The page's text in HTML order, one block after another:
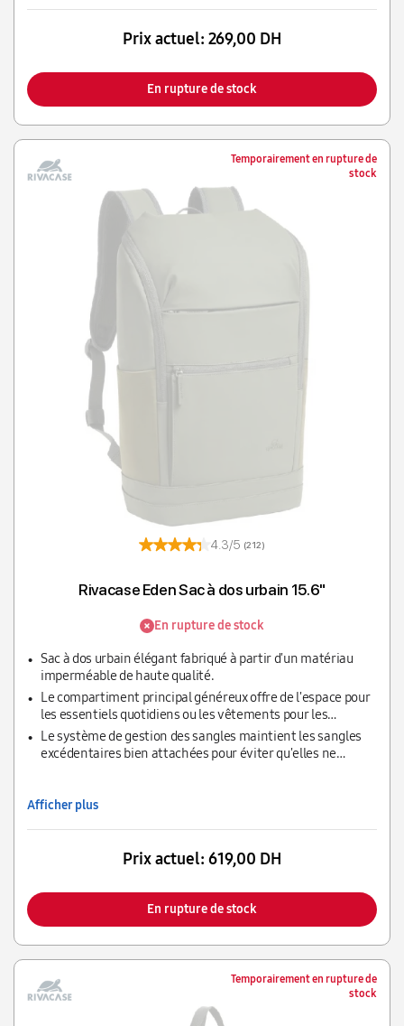
Prix actuel: 269,00 DH
En rupture de stock
Temporairement en rupture de
stock
4.3/5 (212)
Rivacase Eden Sac à dos urbain 15.6"
En rupture de stock
Sac à dos urbain élégant fabriqué à partir d'un matériau
imperméable de haute qualité.
Le compartiment principal généreux offre de l'espace pour
les essentiels quotidiens ou les vêtements pour les
voyages courts.
Le système de gestion des sangles maintient les sangles
excédentaires bien attachées pour éviter qu'elles ne
Afficher plus
Prix actuel: 619,00 DH
En rupture de stock
Temporairement en rupture de
stock